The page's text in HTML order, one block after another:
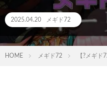
2025.04.20 メギド72
HOME メギド72 【?メギ